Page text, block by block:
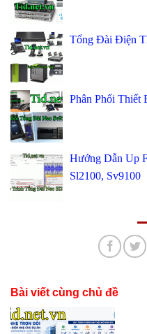
Tổng Đài Điện
Phân Phối
Hướng Dẫn Up
Sl2100, Sv9100
Bài viết cùng chủ đề